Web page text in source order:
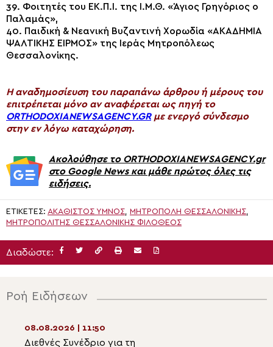
39. Φοιτητές του ΕΚ.Π.Ι. της Ι.Μ.Θ. «Άγιος Γρηγόριος ο
Παλαμάς»,
40. Παιδική & Νεανική Βυζαντινή Χορωδία «ΑΚΑΔΗΜΙΑ
ΨΑΛΤΙΚΗΣ ΕΙΡΜΟΣ» της Ιεράς Μητροπόλεως
Θεσσαλονίκης.
H αναδημοσίευση του παραπάνω άρθρου ή μέρους του
επιτρέπεται μόνο αν αναφέρεται ως πηγή το
ORTHODOXIANEWSAGENCY.GRμε ενεργό σύνδεσμο
στην εν λόγω καταχώρηση.
Ακολούθησε το ORTHODOXIANEWSAGENCY.gr
στο Google News και μάθε πρώτος όλες τις
ειδήσεις.
ΕΤΙΚΈΤΕΣ: ΑΚΑΘΙΣΤΟΣ ΥΜΝΟΣ, ΜΗΤΡΟΠΟΛΗ ΘΕΣΣΑΛΟΝΙΚΗΣ,
ΜΗΤΡΟΠΟΛΊΤΗΣ ΘΕΣΣΑΛΟΝΊΚΗΣ ΦΙΛΌΘΕΟΣ
Διαδώστε:
Ροή Ειδήσεων
08.08.2026 | 11:50
Διεθνές Συνέδριο για τη